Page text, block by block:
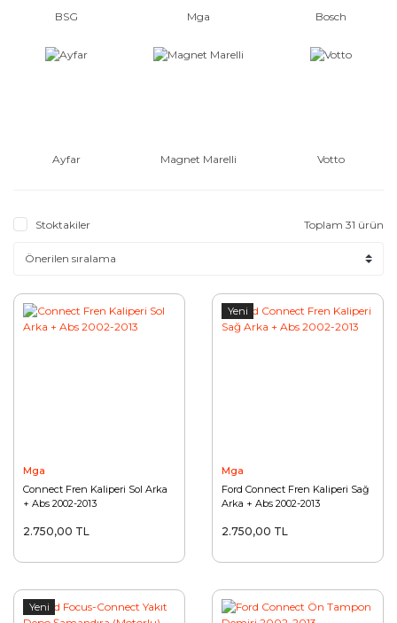
BSG Mga Bosch
Ayfar Magnet Marelli Votto
Stoktakiler Toplam 31 ürün
Mga
Connect Fren Kaliperi Sol Arka
+ Abs 2002-2013
2.750,00 TL
Yeni
Mga
Ford Connect Fren Kaliperi Sağ
Arka + Abs 2002-2013
2.750,00 TL
Yeni